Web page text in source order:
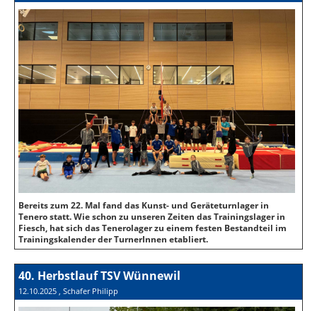
Bereits zum 22. Mal fand das Kunst- und Geräteturnlager in
Tenero statt. Wie schon zu unseren Zeiten das Trainingslager in
Fiesch, hat sich das Tenerolager zu einem festen Bestandteil im
Trainingskalender der TurnerInnen etabliert.
40. Herbstlauf TSV Wünnewil
12.10.2025 , Schafer Philipp